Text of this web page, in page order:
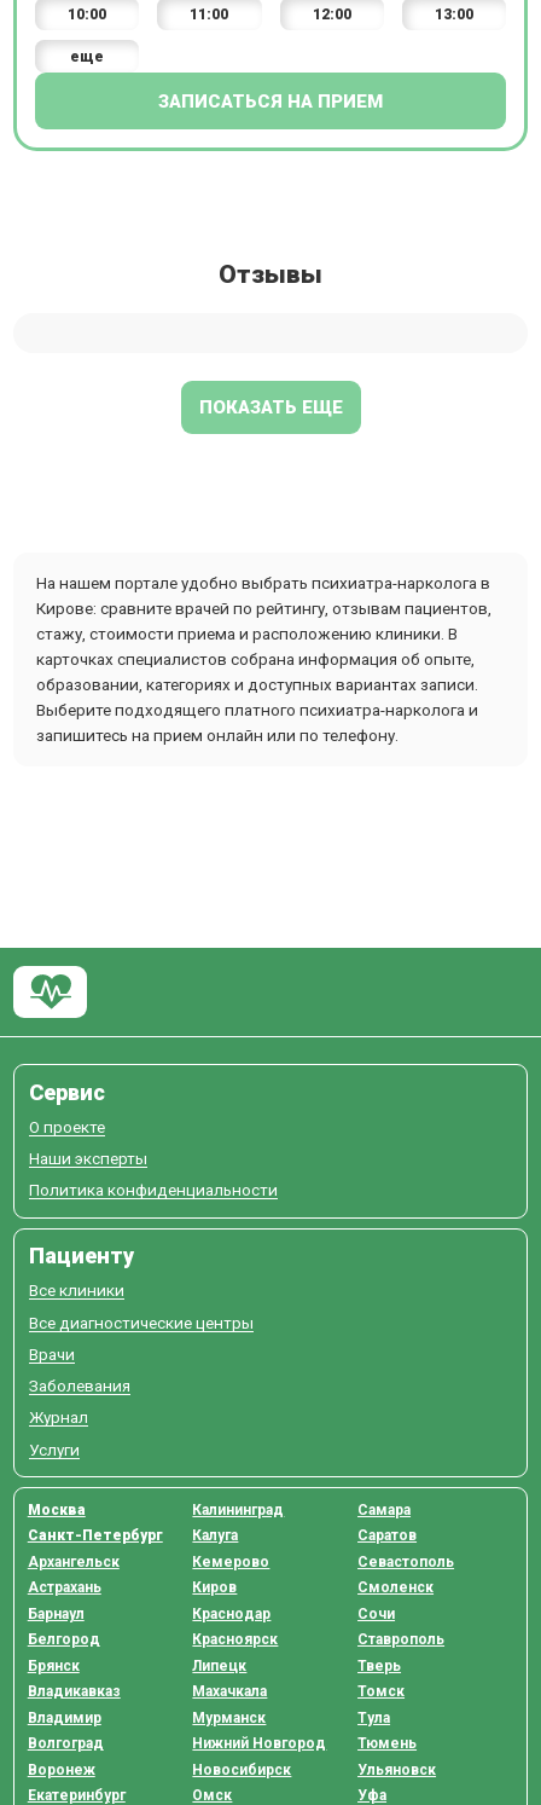
10:00 11:00 12:00 13:00
еще
ЗАПИСАТЬСЯ НА ПРИЕМ
Отзывы
ПОКАЗАТЬ ЕЩЕ
На нашем портале удобно выбрать психиатра-нарколога в
Кирове: сравните врачей по рейтингу, отзывам пациентов,
стажу, стоимости приема и расположению клиники. В
карточках специалистов собрана информация об опыте,
образовании, категориях и доступных вариантах записи.
Выберите подходящего платного психиатра-нарколога и
запишитесь на прием онлайн или по телефону.
Сервис
О проекте
Наши эксперты
Политика конфиденциальности
Пациенту
Все клиники
Все диагностические центры
Врачи
Заболевания
Журнал
Услуги
Москва
Санкт-Петербург
Архангельск
Астрахань
Барнаул
Белгород
Брянск
Владикавказ
Владимир
Волгоград
Воронеж
Екатеринбург
Калининград
Калуга
Кемерово
Киров
Краснодар
Красноярск
Липецк
Махачкала
Мурманск
Нижний Новгород
Новосибирск
Омск
Самара
Саратов
Севастополь
Смоленск
Сочи
Ставрополь
Тверь
Томск
Тула
Тюмень
Ульяновск
Уфа